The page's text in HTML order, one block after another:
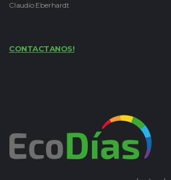
Claudio Eberhardt
CONTACTANOS!